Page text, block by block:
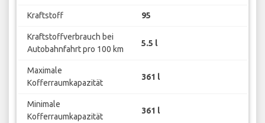
Kraftstoff 95
Kraftstoffverbrauch bei
Autobahnfahrt pro 100 km
5.5 l
Maximale
Kofferraumkapazität
361 l
Minimale
Kofferraumkapazität
361 l